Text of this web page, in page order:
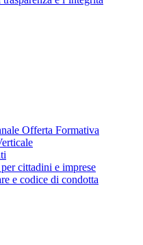
Offerta Formativa
cittadini e imprese
e codice di condotta